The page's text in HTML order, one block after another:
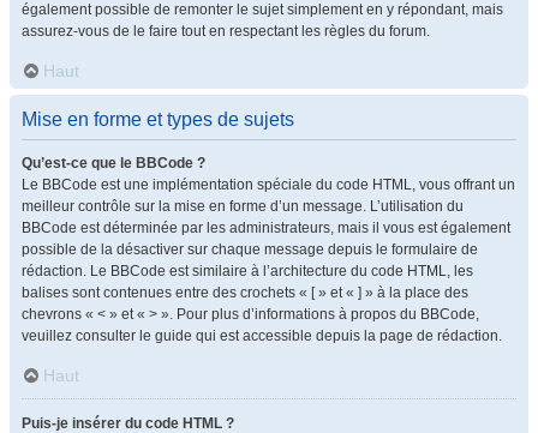
également possible de remonter le sujet simplement en y répondant, mais
assurez-vous de le faire tout en respectant les règles du forum.
Haut
Mise en forme et types de sujets
Qu’est-ce que le BBCode ?
Le BBCode est une implémentation spéciale du code HTML, vous offrant un
meilleur contrôle sur la mise en forme d’un message. L’utilisation du
BBCode est déterminée par les administrateurs, mais il vous est également
possible de la désactiver sur chaque message depuis le formulaire de
rédaction. Le BBCode est similaire à l’architecture du code HTML, les
balises sont contenues entre des crochets « [ » et « ] » à la place des
chevrons « < » et « > ». Pour plus d’informations à propos du BBCode,
veuillez consulter le guide qui est accessible depuis la page de rédaction.
Haut
Puis-je insérer du code HTML ?